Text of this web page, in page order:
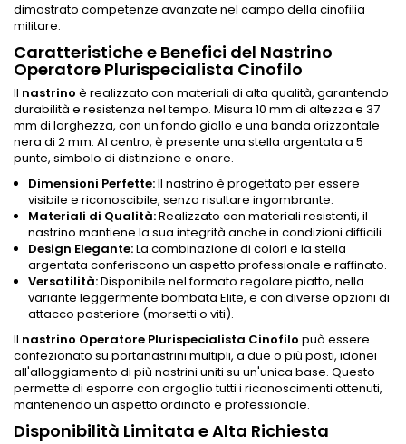
dimostrato competenze avanzate nel campo della cinofilia
militare.
Caratteristiche e Benefici del Nastrino
Operatore Plurispecialista Cinofilo
Il nastrino è realizzato con materiali di alta qualità, garantendo
durabilità e resistenza nel tempo. Misura 10 mm di altezza e 37
mm di larghezza, con un fondo giallo e una banda orizzontale
nera di 2 mm. Al centro, è presente una stella argentata a 5
punte, simbolo di distinzione e onore.
Dimensioni Perfette:Il nastrino è progettato per essere
visibile e riconoscibile, senza risultare ingombrante.
Materiali di Qualità:Realizzato con materiali resistenti, il
nastrino mantiene la sua integrità anche in condizioni difficili.
Design Elegante:La combinazione di colori e la stella
argentata conferiscono un aspetto professionale e raffinato.
Versatilità:Disponibile nel formato regolare piatto, nella
variante leggermente bombata Elite, e con diverse opzioni di
attacco posteriore (morsetti o viti).
Il nastrino Operatore Plurispecialista Cinofilo può essere
confezionato su portanastrini multipli, a due o più posti, idonei
all'alloggiamento di più nastrini uniti su un'unica base. Questo
permette di esporre con orgoglio tutti i riconoscimenti ottenuti,
mantenendo un aspetto ordinato e professionale.
Disponibilità Limitata e Alta Richiesta